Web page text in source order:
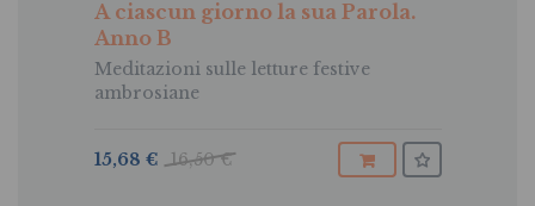
A ciascun giorno la sua Parola.
Anno B
Meditazioni sulle letture festive
ambrosiane
16,50 €
15,68 €